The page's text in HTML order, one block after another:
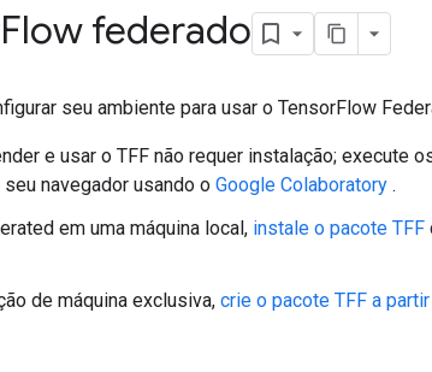
Flow federado
seu ambiente para usar o TensorFlow
e usar o TFF não requer instalação; execute
navegador usando o Google Colaboratory .
em uma máquina local, instale o pacote TFF
de máquina exclusiva, crie o pacote TFF a